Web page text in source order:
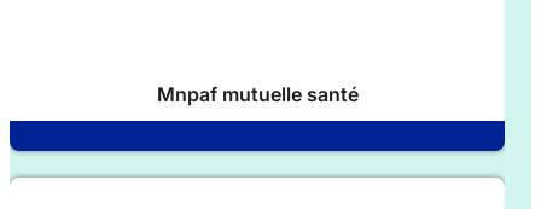
Mnpaf mutuelle santé